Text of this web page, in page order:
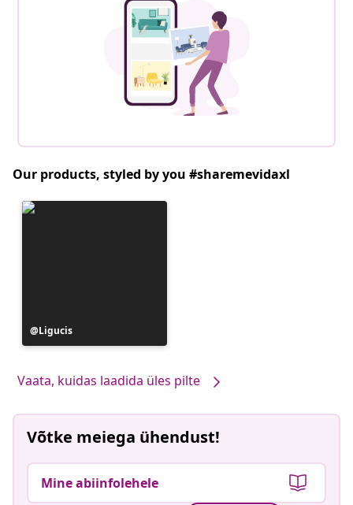
Our products, styled by you #sharemevidaxl
Postitus
avaldatud
Ligucis
Vaata, kuidas laadida üles pilte
Võtke meiega ühendust!
Mine abiinfolehele